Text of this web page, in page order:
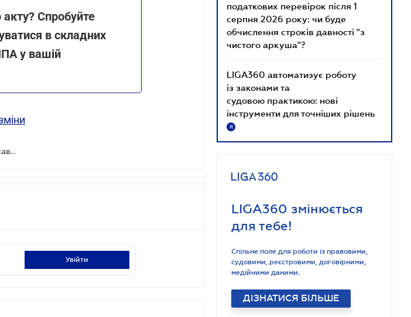
Спробуйте
в складних
у вашій
Штрафи для ухилянтів та мобілізація в'язнів: Президент підписав закони
увійти
податкових перевірок після 1
серпня 2026 року: чи буде
обчислення строків давності "з
чистого аркуша"?
LIGA360 автоматизує роботу
із законами та
судовою практикою: нові
інструменти для точніших рішень
R
LIGA360 змінюється
для тебе!
Спільне поле для роботи із правовими,
судовими, реєстровими, договірними,
медійними даними.
ДІЗНАТИСЯ БІЛЬШЕ